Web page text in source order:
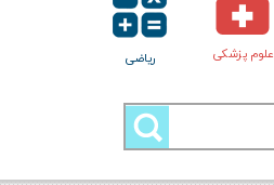
علوم پزشکی ریاضی